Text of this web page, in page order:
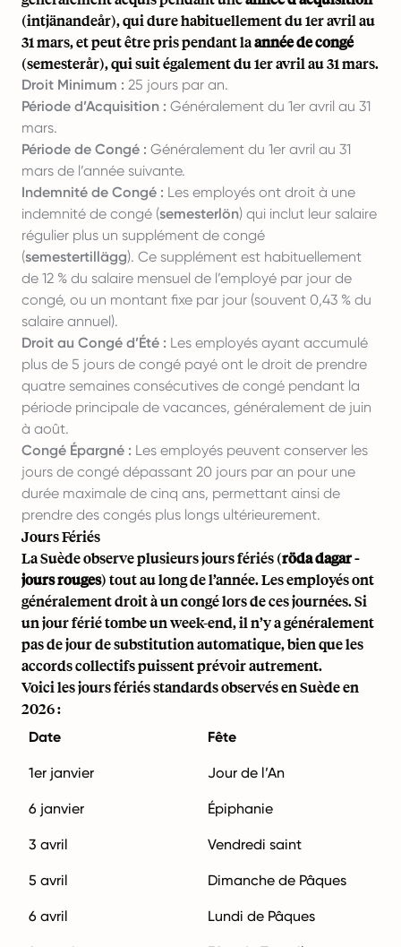
(intjänandeår), qui dure habituellement du 1er avril au
31 mars, et peut être pris pendant laannée de congé
(semesterår), qui suit également du 1er avril au 31 mars.
Droit Minimum : 25 jours par an.
Période d’Acquisition : Généralement du 1er avril au 31
mars.
Période de Congé : Généralement du 1er avril au 31
mars de l’année suivante.
Indemnité de Congé : Les employés ont droit à une
indemnité de congé (semesterlön) qui inclut leur salaire
régulier plus un supplément de congé
(semestertillägg). Ce supplément est habituellement
de 12 % du salaire mensuel de l’employé par jour de
congé, ou un montant fixe par jour (souvent 0,43 % du
salaire annuel).
Droit au Congé d’Été : Les employés ayant accumulé
plus de 5 jours de congé payé ont le droit de prendre
quatre semaines consécutives de congé pendant la
période principale de vacances, généralement de juin
à août.
Congé Épargné : Les employés peuvent conserver les
jours de congé dépassant 20 jours par an pour une
durée maximale de cinq ans, permettant ainsi de
prendre des congés plus longs ultérieurement.
Jours Fériés
La Suède observe plusieurs jours fériés (röda dagar -
jours rouges) tout au long de l’année. Les employés ont
généralement droit à un congé lors de ces journées. Si
un jour férié tombe un week-end, il n’y a généralement
pas de jour de substitution automatique, bien que les
accords collectifs puissent prévoir autrement.
Voici les jours fériés standards observés en Suède en
2026 :
Date Fête
1er janvier Jour de l’An
6 janvier Épiphanie
3 avril Vendredi saint
5 avril Dimanche de Pâques
6 avril Lundi de Pâques